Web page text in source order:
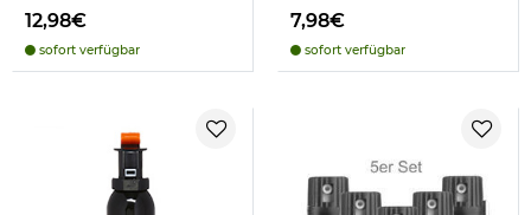
12,98€
sofort verfügbar
7,98€
sofort verfügbar